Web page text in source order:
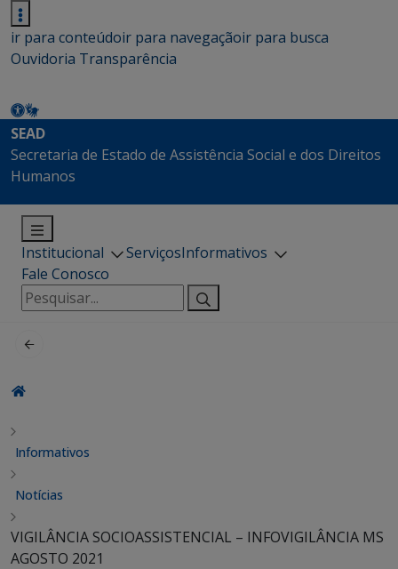
ir para conteúdoir para navegaçãoir para busca
Ouvidoria Transparência
SEAD
Secretaria de Estado de Assistência Social e dos Direitos
Humanos
Institucional ServiçosInformativos
Fale Conosco
Pesquisar
por:
Informativos
Notícias
VIGILÂNCIA SOCIOASSISTENCIAL – INFOVIGILÂNCIA MS
AGOSTO 2021